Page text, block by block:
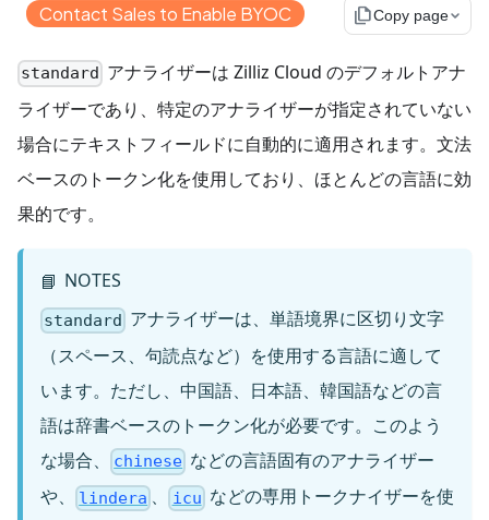
Contact Sales to Enable BYOC file_copyCopy page
standard アナライザーは Zilliz Cloud のデフォルトアナ
ライザーであり、特定のアナライザーが指定されていない
場合にテキストフィールドに自動的に適用されます。文法
ベースのトークン化を使用しており、ほとんどの言語に効
果的です。
📘 NOTES
standard アナライザーは、単語境界に区切り文字
（スペース、句読点など）を使用する言語に適して
います。ただし、中国語、日本語、韓国語などの言
語は辞書ベースのトークン化が必要です。このよう
な場合、
chinese などの言語固有のアナライザー
や、
lindera 、 icu などの専用トークナイザーを使